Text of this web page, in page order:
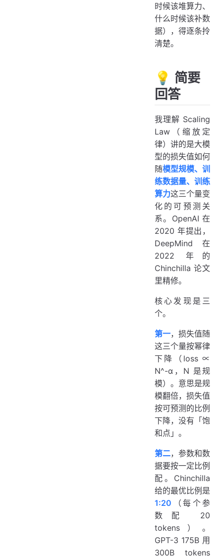
时候该堆算力、
什么时候该补数
据），得逐条拎
清楚。
💡 简要
回答
我理解 Scaling
Law（缩放定
律）讲的是大模
型的损失值如何
随模型规模、训
练数据量、训练
算力这三个量变
化的可预测关
系。OpenAI 在
2020 年提出，
DeepMind 在
2022 年的
Chinchilla 论文
里精修。
核心发现是三
个。
第一，损失值随
这三个量按幂律
下降（loss ∝
N^-α，N 是规
模）。意思是规
模翻倍，损失值
按可预测的比例
下降，没有「饱
和点」。
第二，参数和数
据要按一定比例
配。Chinchilla
给的最优比例是
1:20 （每个参
数配 20
tokens）。
GPT-3 175B 用
300B tokens